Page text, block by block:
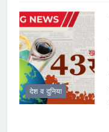
देश व दुनिया